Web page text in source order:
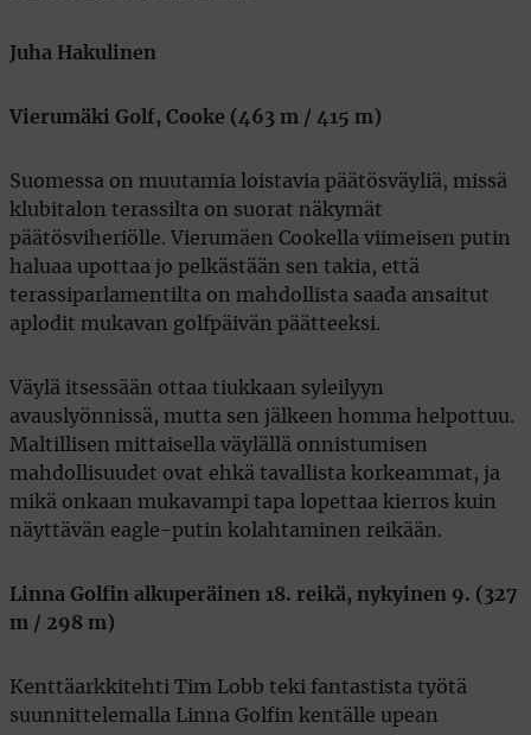
Juha Hakulinen
Vierumäki Golf, Cooke (463 m / 415 m)
Suomessa on muutamia loistavia päätösväyliä, missä
klubitalon terassilta on suorat näkymät
päätösviheriölle. Vierumäen Cookella viimeisen putin
haluaa upottaa jo pelkästään sen takia, että
terassiparlamentilta on mahdollista saada ansaitut
aplodit mukavan golfpäivän päätteeksi.
Väylä itsessään ottaa tiukkaan syleilyyn
avauslyönnissä, mutta sen jälkeen homma helpottuu.
Maltillisen mittaisella väylällä onnistumisen
mahdollisuudet ovat ehkä tavallista korkeammat, ja
mikä onkaan mukavampi tapa lopettaa kierros kuin
näyttävän eagle-putin kolahtaminen reikään.
Linna Golfin alkuperäinen 18. reikä, nykyinen 9. (327
m / 298 m)
Kenttäarkkitehti Tim Lobb teki fantastista työtä
suunnittelemalla Linna Golfin kentälle upean